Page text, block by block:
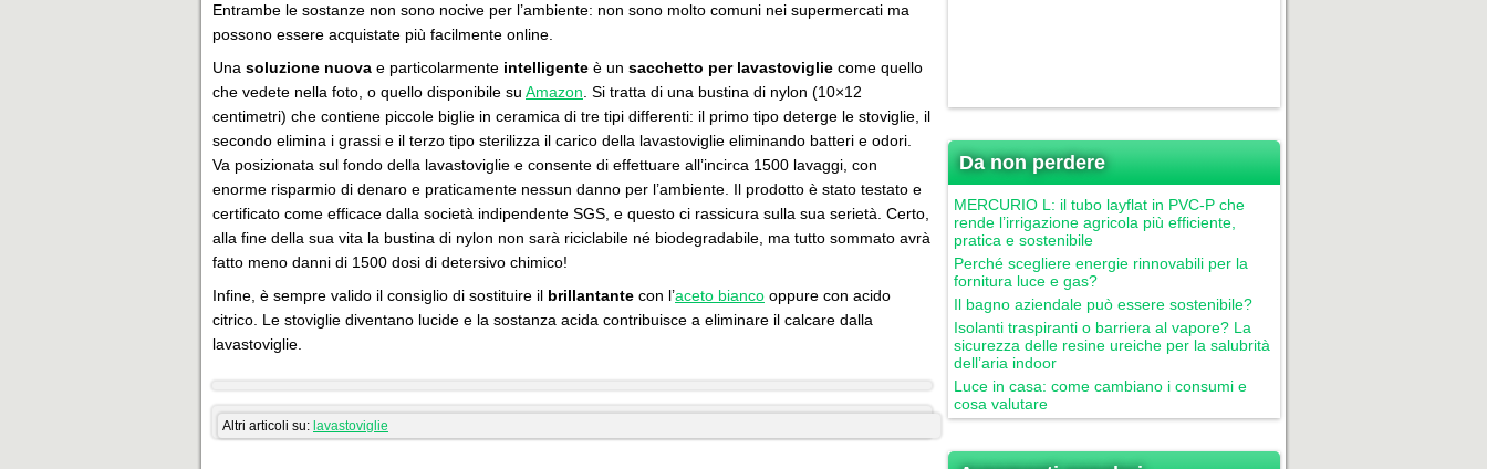
Entrambe le sostanze non sono nocive per l’ambiente: non sono molto comuni nei supermercati ma
possono essere acquistate più facilmente online.
Una soluzione nuova e particolarmente intelligente è un sacchetto per lavastoviglie come quello
che vedete nella foto, o quello disponibile su Amazon . Si tratta di una bustina di nylon (10×12
centimetri) che contiene piccole biglie in ceramica di tre tipi differenti: il primo tipo deterge le stoviglie, il
secondo elimina i grassi e il terzo tipo sterilizza il carico della lavastoviglie eliminando batteri e odori.
Va posizionata sul fondo della lavastoviglie e consente di effettuare all’incirca 1500 lavaggi, con
enorme risparmio di denaro e praticamente nessun danno per l’ambiente. Il prodotto è stato testato e
certificato come efficace dalla società indipendente SGS, e questo ci rassicura sulla sua serietà. Certo,
alla fine della sua vita la bustina di nylon non sarà riciclabile né biodegradabile, ma tutto sommato avrà
fatto meno danni di 1500 dosi di detersivo chimico!
Infine, è sempre valido il consiglio di sostituire il brillantante con l’aceto bianco oppure con acido
citrico. Le stoviglie diventano lucide e la sostanza acida contribuisce a eliminare il calcare dalla
lavastoviglie.
Altri articoli su: lavastoviglie
Da non perdere
MERCURIO L: il tubo layflat in PVC-P che
rende l’irrigazione agricola più efficiente,
pratica e sostenibile
Perché scegliere energie rinnovabili per la
fornitura luce e gas?
Il bagno aziendale può essere sostenibile?
Isolanti traspiranti o barriera al vapore? La
sicurezza delle resine ureiche per la salubrità
dell’aria indoor
Luce in casa: come cambiano i consumi e
cosa valutare